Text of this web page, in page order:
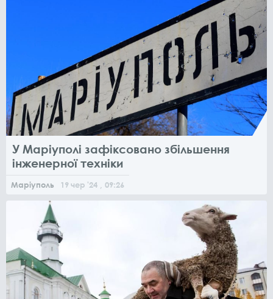
У Маріуполі зафіксовано збільшення
інженерної техніки
Маріуполь 19чер '24 , 09:26